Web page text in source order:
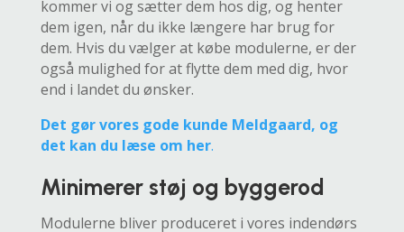
kommer vi og sætter dem hos dig, og henter
dem igen, når du ikke længere har brug for
dem. Hvis du vælger at købe modulerne, er der
også mulighed for at flytte dem med dig, hvor
end i landet du ønsker.
Det gør vores gode kunde Meldgaard, og
det kan du læse om her.
Minimerer støj og byggerod
Modulerne bliver produceret i vores indendørs